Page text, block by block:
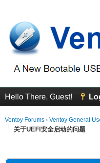
Hello There, Guest!
Ventoy Forums › Ventoy General
关于UEFI安全启动的问题